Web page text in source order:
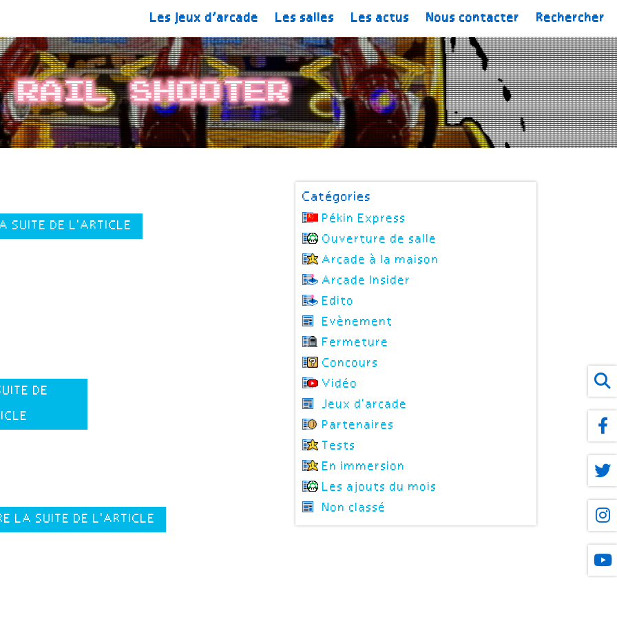
Les jeux d’arcade Les salles Les actus Nous contacter Rechercher
Rail Shooter
SUITE DE L'ARTICLE
DE
LA SUITE DE L'ARTICLE
Catégories
Pékin Express
Ouverture de salle
Arcade à la maison
Arcade Insider
Edito
Evènement
Fermeture
Concours
Vidéo
Jeux d'arcade
Partenaires
Tests
En immersion
Les ajouts du mois
Non classé